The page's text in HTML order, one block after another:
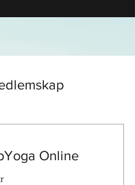
Online